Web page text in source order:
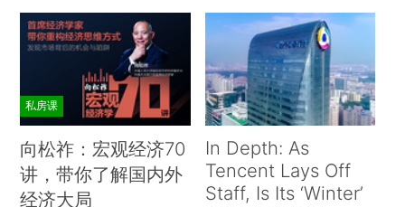
私房课
向松祚：宏观经济70
讲，带你了解国内外
经济大局
In Depth: As
Tencent Lays Off
Staff, Is Its ‘Winter’